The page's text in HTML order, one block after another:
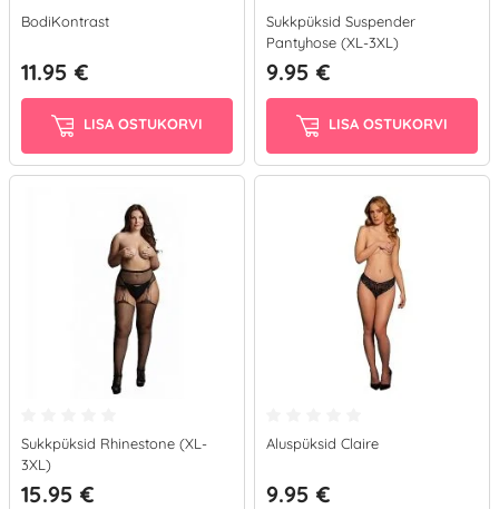
BodiKontrast
11.95 €
LISA OSTUKORVI
Sukkpüksid Suspender
Pantyhose (XL-3XL)
9.95 €
LISA OSTUKORVI
Sukkpüksid Rhinestone (XL-
3XL)
15.95 €
Aluspüksid Claire
9.95 €